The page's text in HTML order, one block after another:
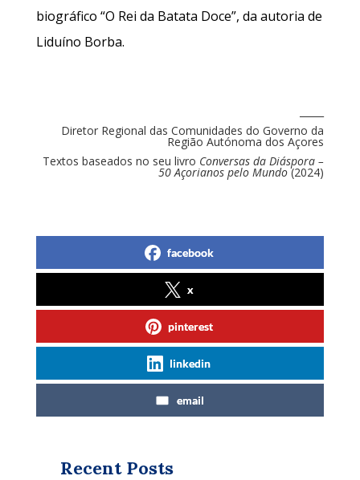
biográfico “O Rei da Batata Doce”, da autoria de
Liduíno Borba.
Diretor Regional das Comunidades do Governo da
Região Autónoma dos Açores
Textos baseados no seu livro Conversas da Diáspora –
50 Açorianos pelo Mundo(2024)
facebook
x
pinterest
linkedin
email
Recent Posts